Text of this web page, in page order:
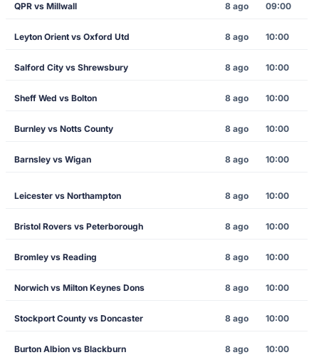
QPR vs Millwall 8 ago 09:00
Leyton Orient vs Oxford Utd 8 ago 10:00
Salford City vs Shrewsbury 8 ago 10:00
Sheff Wed vs Bolton 8 ago 10:00
Burnley vs Notts County 8 ago 10:00
Barnsley vs Wigan 8 ago 10:00
Leicester vs Northampton 8 ago 10:00
Bristol Rovers vs Peterborough 8 ago 10:00
Bromley vs Reading 8 ago 10:00
Norwich vs Milton Keynes Dons 8 ago 10:00
Stockport County vs Doncaster 8 ago 10:00
Burton Albion vs Blackburn 8 ago 10:00